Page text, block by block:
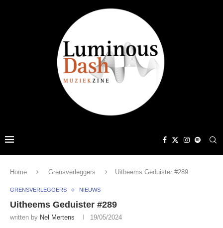
Home Grensverleggers Uitheems Geduister #289
GRENSVERLEGGERS NIEUWS
Uitheems Geduister #289
written by Nel Mertens 19/05/2024